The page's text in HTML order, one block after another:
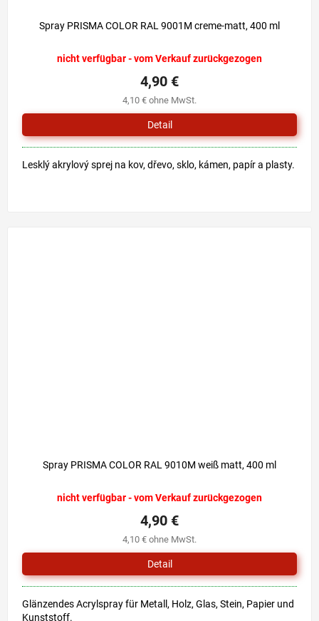
Spray PRISMA COLOR RAL 9001M creme-matt, 400 ml
nicht verfügbar - vom Verkauf zurückgezogen
4,10 € ohne MwSt.
4,90 €
Detail
Lesklý akrylový sprej na kov, dřevo, sklo, kámen, papír a plasty.
Spray PRISMA COLOR RAL 9010M weiß matt, 400 ml
nicht verfügbar - vom Verkauf zurückgezogen
4,10 € ohne MwSt.
4,90 €
Detail
Glänzendes Acrylspray für Metall, Holz, Glas, Stein, Papier und
Kunststoff.